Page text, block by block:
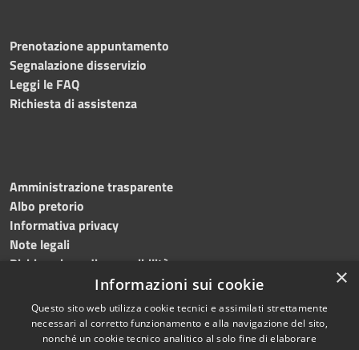
Prenotazione appuntamento
Segnalazione disservizio
Leggi le FAQ
Richiesta di assistenza
Amministrazione trasparente
Albo pretorio
Informativa privacy
Note legali
Dichiarazione di accessibilità
© 2023 • Comune di
×
Informazioni sui cookie
Questo sito web utilizza cookie tecnici e assimilati strettamente
necessari al corretto funzionamento e alla navigazione del sito,
nonché un cookie tecnico analitico al solo fine di elaborare